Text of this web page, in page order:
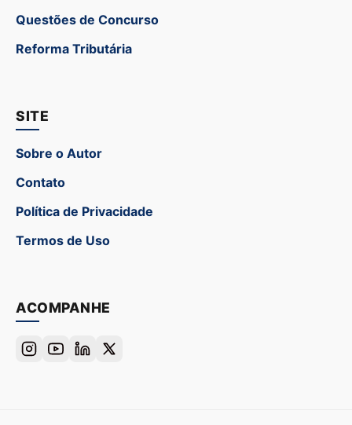
Questões de Concurso
Reforma Tributária
SITE
Sobre o Autor
Contato
Política de Privacidade
Termos de Uso
ACOMPANHE